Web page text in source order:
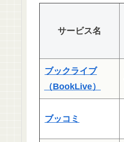
サービス名
ブックライブ
（BookLive）
ブッコミ